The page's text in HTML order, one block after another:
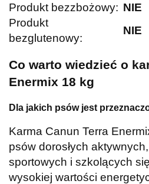
Produkt bezzbożowy: NIE
Produkt
bezglutenowy:
NIE
Co warto wiedzieć o
Enermix 18 kg
Dla jakich psów jest
Karma Canun Terra
psów dorosłych
sportowych i szkolących
wysokiej wartości